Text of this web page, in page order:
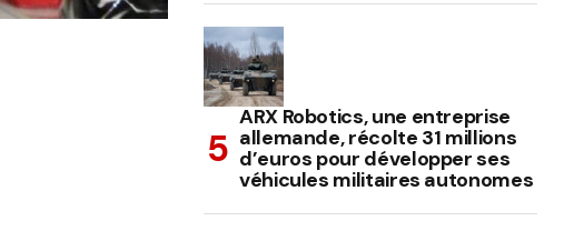
ARX Robotics, une entreprise
allemande, récolte 31 millions
d’euros pour développer ses
véhicules militaires autonomes